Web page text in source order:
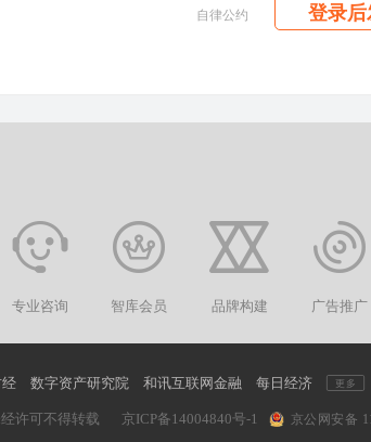
自律公约 登录后
专业咨询 智库会员 品牌构建 广告推广
数字资产研究院 和讯互联网金融 每日经济 更多
许可不得转载 京ICP备14004840号-1 京公网安备